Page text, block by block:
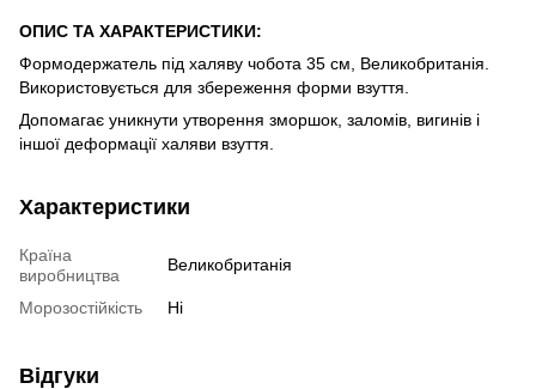
ОПИС ТА ХАРАКТЕРИСТИКИ:
Формодержатель під халяву чобота 35 см, Великобританія.
Використовується для збереження форми взуття.
Допомагає уникнути утворення зморшок, заломів, вигинів і
іншої деформації халяви взуття.
Характеристики
Країна
виробництва
Великобританія
Морозостійкість Ні
Відгуки